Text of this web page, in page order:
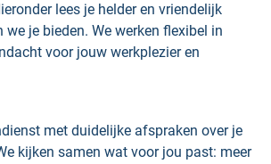
lees je helder en vriendelijk
je bieden. We werken flexibel in
voor jouw werkplezier en
met duidelijke afspraken over je
kijken samen wat voor jou past: meer